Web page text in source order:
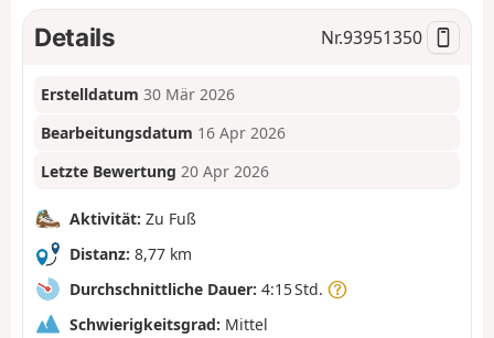
Details Nr.93951350
Erstelldatum 30 Mär 2026
Bearbeitungsdatum 16 Apr 2026
Letzte Bewertung 20 Apr 2026
Aktivität: Zu Fuß
Distanz: 8,77 km
Durchschnittliche Dauer: 4:15 Std.
Schwierigkeitsgrad: Mittel